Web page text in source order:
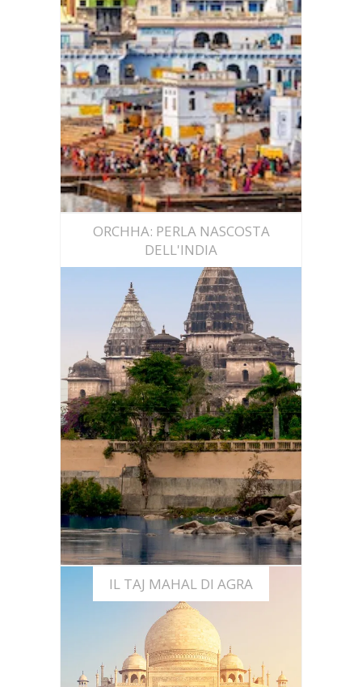
IL MELA DI PUSHKAR: NON
SOLO CAMMELLI
ORCHHA: PERLA NASCOSTA
DELL'INDIA
Scopri
ORCHHA: PERLA NASCOSTA
DELL'INDIA CENTRALE
IL TAJ MAHAL DI AGRA